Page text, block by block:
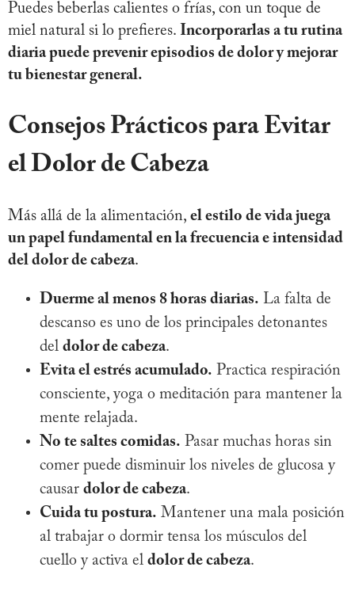
Puedes beberlas calientes o frías, con un toque de
miel natural si lo prefieres. Incorporarlas a tu rutina
diaria puede prevenir episodios de dolor y mejorar
tu bienestar general.
Consejos Prácticos para Evitar
el Dolor de Cabeza
Más allá de la alimentación, el estilo de vida juega
un papel fundamental en la frecuencia e intensidad
del dolor de cabeza.
Duerme al menos 8 horas diarias. La falta de
descanso es uno de los principales detonantes
del dolor de cabeza.
Evita el estrés acumulado. Practica respiración
consciente, yoga o meditación para mantener la
mente relajada.
No te saltes comidas. Pasar muchas horas sin
comer puede disminuir los niveles de glucosa y
causar dolor de cabeza.
Cuida tu postura. Mantener una mala posición
al trabajar o dormir tensa los músculos del
cuello y activa el dolor de cabeza.